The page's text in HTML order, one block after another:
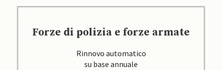
Forze di polizia e forze armate
Rinnovo automatico
su base annuale